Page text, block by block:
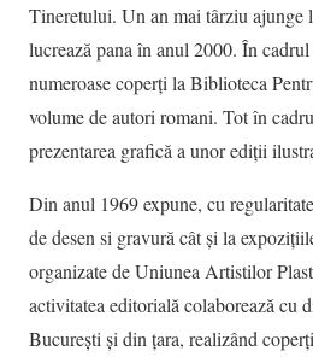
Tineretului. Un an mai târziu ajunge
lucrează pana în anul 2000. În
numeroase coperți la Biblioteca
volume de autori romani. Tot în
prezentarea grafică a unor ediții
Din anul 1969 expune, cu
de desen si gravură cât și la
organizate de Uniunea Artistilor
activitatea editorială colaborează cu
București și din țara, realizând